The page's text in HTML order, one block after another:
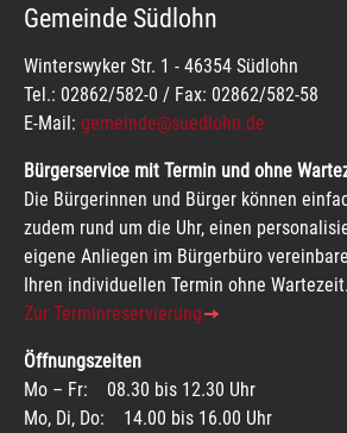
Gemeinde Südlohn
Winterswyker Str. 1 - 46354 Südlohn
Tel.: 02862/582-0 / Fax: 02862/582-58
E-Mail: gemeinde@suedlohn.de
Bürgerservice mit Termin und ohne
Die Bürgerinnen und Bürger können
zudem rund um die Uhr, einen
eigene Anliegen im Bürgerbüro
Ihren individuellen Termin ohne Wartezeit.
Zur Terminreservierung
Öffnungszeiten
Mo – Fr: 08.30 bis 12.30 Uhr
Mo, Di, Do: 14.00 bis 16.00 Uhr